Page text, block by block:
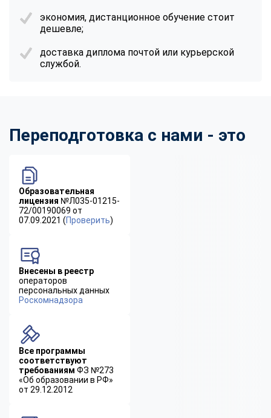
экономия, дистанционное обучение стоит
дешевле;
доставка диплома почтой или курьерской
службой.
Переподготовка с нами - это
Образовательная
лицензия №Л035-01215-
72/00190069 от
07.09.2021 (Проверить)
Внесены в реестр
операторов
персональных данных
Роскомнадзора
Все программы
соответствуют
требованиям ФЗ №273
«Об образовании в РФ»
от 29.12.2012